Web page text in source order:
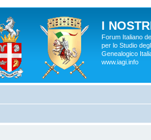
I
Forum Italiano
per lo Studio
Genealogico
www.iagi.info